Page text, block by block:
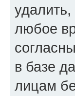
любое
в базе
лицам